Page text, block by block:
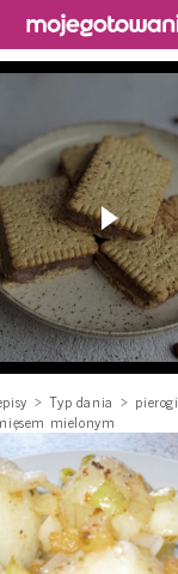
Typ dania
pierogi
mielonym